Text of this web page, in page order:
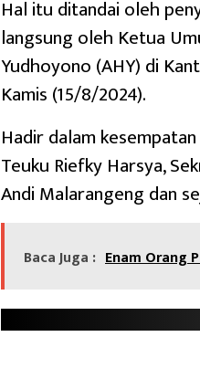
Hal itu ditandai oleh
langsung oleh Ketua
Yudhoyono (AHY) di
Kamis (15/8/2024).
Hadir dalam
Teuku Riefky Harsya,
Andi Malarangeng dan
Baca Juga : Enam Orang